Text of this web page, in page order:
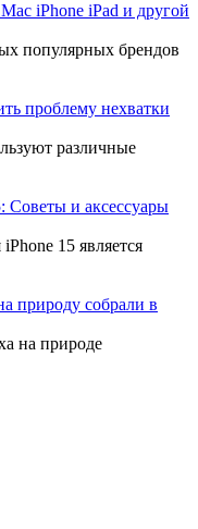
iPhone iPad и другой
популярных брендов
проблему нехватки
различные
Советы и аксессуары
15 является
природу собрали в
на природе